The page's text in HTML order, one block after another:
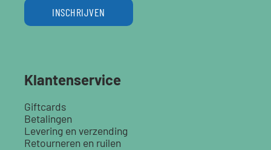
INSCHRIJVEN
Klantenservice
Giftcards
Betalingen
Levering en verzending
Retourneren en ruilen